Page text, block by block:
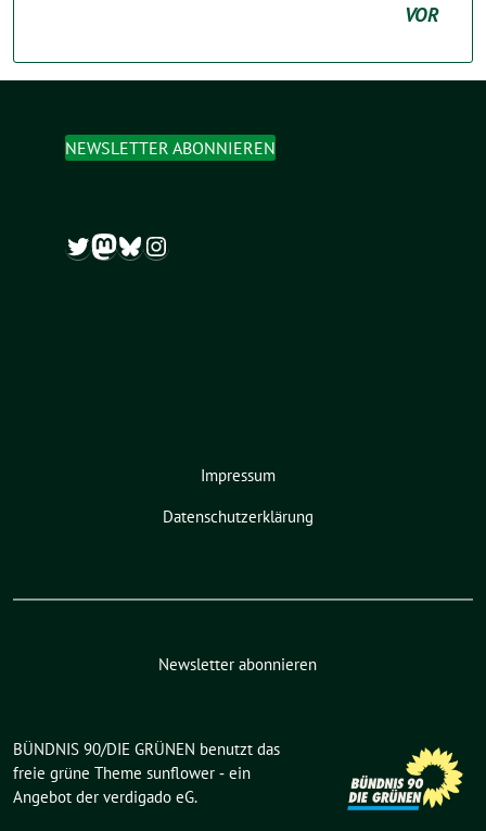
VOR
NEWSLETTER ABONNIEREN
Twitter
Mastodon
Bluesky
Instagram
Impressum
Datenschutzerklärung
Newsletter abonnieren
BÜNDNIS 90/DIE GRÜNEN benutzt das
freie grüne Theme sunflower ‐ ein
Angebot der verdigado eG.